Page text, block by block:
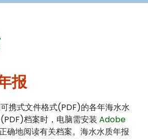
报
携式文件格式(PDF)的各年海水水
档案时，电脑需安装 Adobe
确地阅读有关档案。海水水质年报